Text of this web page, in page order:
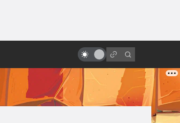
сцены и альтернативный финал